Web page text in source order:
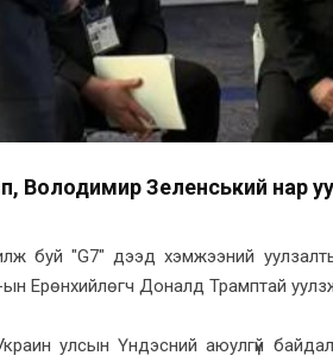
Володимир Зеленський нар
буй "G7" дээд хэмжээний
Ерөнхийлөгч Доналд Трамптай
улсын Үндэсний аюулгүй